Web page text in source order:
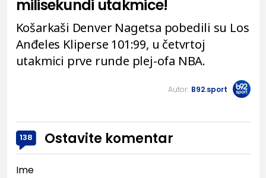
milisekundi utakmice!
Košarkaši Denver Nagetsa pobedili su Los
Anđeles Kliperse 101:99, u četvrtoj
utakmici prve runde plej-ofa NBA.
Autor: B92.sport
138 Ostavite komentar
Ime